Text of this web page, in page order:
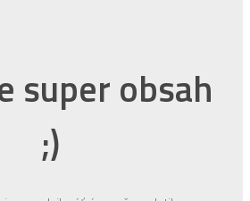
super obsah
;)